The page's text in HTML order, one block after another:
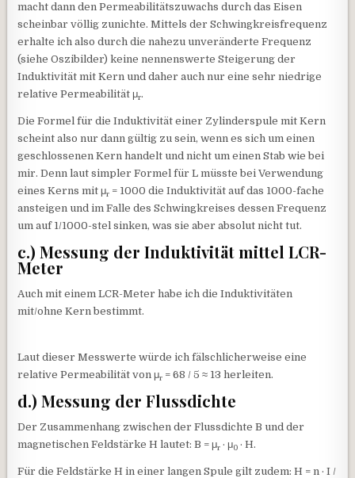
macht dann den Permeabilitätszuwachs durch das Eisen
scheinbar völlig zunichte. Mittels der Schwingkreisfrequenz
erhalte ich also durch die nahezu unveränderte Frequenz
(siehe Oszibilder) keine nennenswerte Steigerung der
Induktivität mit Kern und daher auch nur eine sehr niedrige
relative Permeabilität μr.
Die Formel für die Induktivität einer Zylinderspule mit Kern
scheint also nur dann gültig zu sein, wenn es sich um einen
geschlossenen Kern handelt und nicht um einen Stab wie bei
mir. Denn laut simpler Formel für L müsste bei Verwendung
eines Kerns mit μr = 1000 die Induktivität auf das 1000-fache
ansteigen und im Falle des Schwingkreises dessen Frequenz
um auf 1/1000-stel sinken, was sie aber absolut nicht tut.
c.) Messung der Induktivität mittel LCR-
Meter
Auch mit einem LCR-Meter habe ich die Induktivitäten
mit/ohne Kern bestimmt.
Laut dieser Messwerte würde ich fälschlicherweise eine
relative Permeabilität von μr = 68 / 5 ≈ 13 herleiten.
d.) Messung der Flussdichte
Der Zusammenhang zwischen der Flussdichte B und der
magnetischen Feldstärke H lautet: B = μr · μ0 · H.
Für die Feldstärke H in einer langen Spule gilt zudem: H = n · I /